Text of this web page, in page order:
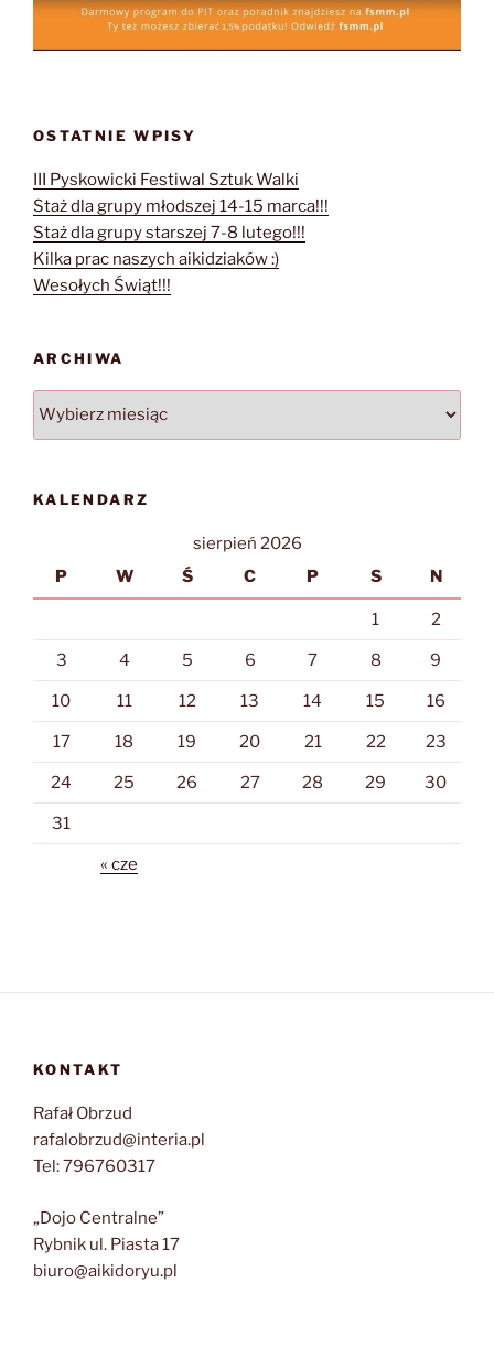
OSTATNIE WPISY
III Pyskowicki Festiwal Sztuk Walki
Staż dla grupy młodszej 14-15 marca!!!
Staż dla grupy starszej 7-8 lutego!!!
Kilka prac naszych aikidziaków :)
Wesołych Świąt!!!
ARCHIWA
Archiwa
KALENDARZ
sierpień 2026
P
W Ś C P S N
1 2
3 4 5 6 7 8 9
10 11 12 13 14 15 16
17 18 19 20 21 22 23
24 25 26 27 28 29 30
31
« cze
KONTAKT
Rafał Obrzud
rafalobrzud@interia.pl
Tel: 796760317
„Dojo Centralne”
Rybnik ul. Piasta 17
biuro@aikidoryu.pl